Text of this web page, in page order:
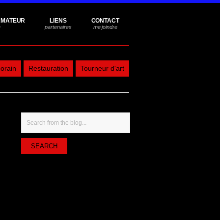
LIENS CONTACT
Restauration Tourneur d'art